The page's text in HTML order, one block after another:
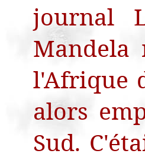
journal
Mandela
l'Afrique
alors
Sud.